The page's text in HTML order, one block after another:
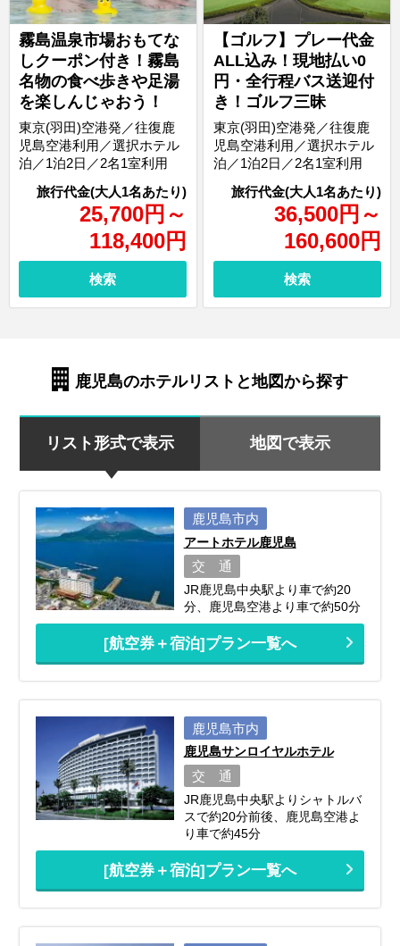
霧島温泉市場おもてな
しクーポン付き！霧島
名物の食べ歩きや足湯
を楽しんじゃおう！
25,700円 ～
118,400円
東京(羽田)空港発／往復鹿
児島空港利用／選択ホテル
泊／1泊2日／2名1室利用
検索
【ゴルフ】プレー代金
ALL込み！現地払い0
円・全行程バス送迎付
き！ゴルフ三昧
36,500円 ～
160,600円
東京(羽田)空港発／往復鹿
児島空港利用／選択ホテル
泊／1泊2日／2名1室利用
検索
鹿児島のホテルリストと地図から探す
リスト形式で表示 地図で表示
鹿児島市内
アートホテル鹿児島
交 通
JR鹿児島中央駅より車で約20
分、鹿児島空港より車で約50分
[航空券＋宿泊]プラン一覧へ
鹿児島市内
鹿児島サンロイヤルホテル
交 通
JR鹿児島中央駅よりシャトルバ
スで約20分前後、鹿児島空港よ
り車で約45分
[航空券＋宿泊]プラン一覧へ